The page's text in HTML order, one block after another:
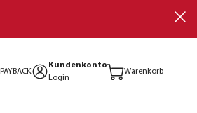
PAYBACK
Kundenkonto
Login
Warenkorb